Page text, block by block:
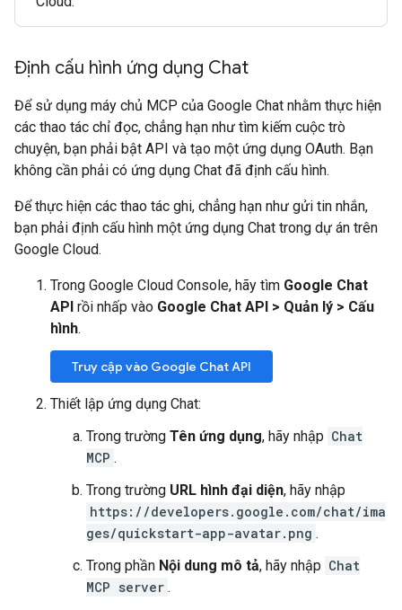
Định cấu hình ứng dụng Chat
Để sử dụng máy chủ MCP của Google Chat nhằm thực hiện
các thao tác chỉ đọc, chẳng hạn như tìm kiếm cuộc trò
chuyện, bạn phải bật API và tạo một ứng dụng OAuth. Bạn
không cần phải có ứng dụng Chat đã định cấu hình.
Để thực hiện các thao tác ghi, chẳng hạn như gửi tin nhắn,
bạn phải định cấu hình một ứng dụng Chat trong dự án trên
Google Cloud.
Trong Google Cloud Console, hãy tìm Google Chat
API rồi nhấp vào Google Chat API > Quản lý > Cấu
hình.
Truy cập vào Google Chat API
Thiết lập ứng dụng Chat:
Trong trường Tên ứng dụng, hãy nhập Chat
MCP .
Trong trường URL hình đại diện, hãy nhập
https://developers.google.com/chat/ima
ges/quickstart-app-avatar.png .
Trong phần Nội dung mô tả, hãy nhập Chat
MCP server .